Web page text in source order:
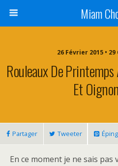
Miam
26 Février 2015 •
Rouleaux De
Et
Partager Tweeter
En ce moment je ne sais pas